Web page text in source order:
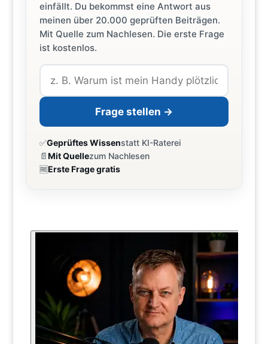
einfällt. Du bekommst eine Antwort aus
meinen über 20.000 geprüften Beiträgen.
Mit Quelle zum Nachlesen. Die erste Frage
ist kostenlos.
Frage stellen →
✅Geprüftes Wissenstatt KI-Raterei
📄Mit Quellezum Nachlesen
🆓Erste Frage gratis